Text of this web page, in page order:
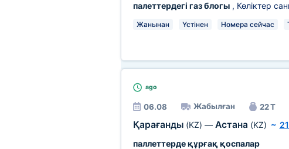
палеттердегі газ блогы, Көліктер
Жанынан Үстінен Номера сейчас
ago
06.08 Жабылған 22 Т
Қарағанды (KZ) — Астана (KZ) ~
паллеттерде құрғақ қоспалар